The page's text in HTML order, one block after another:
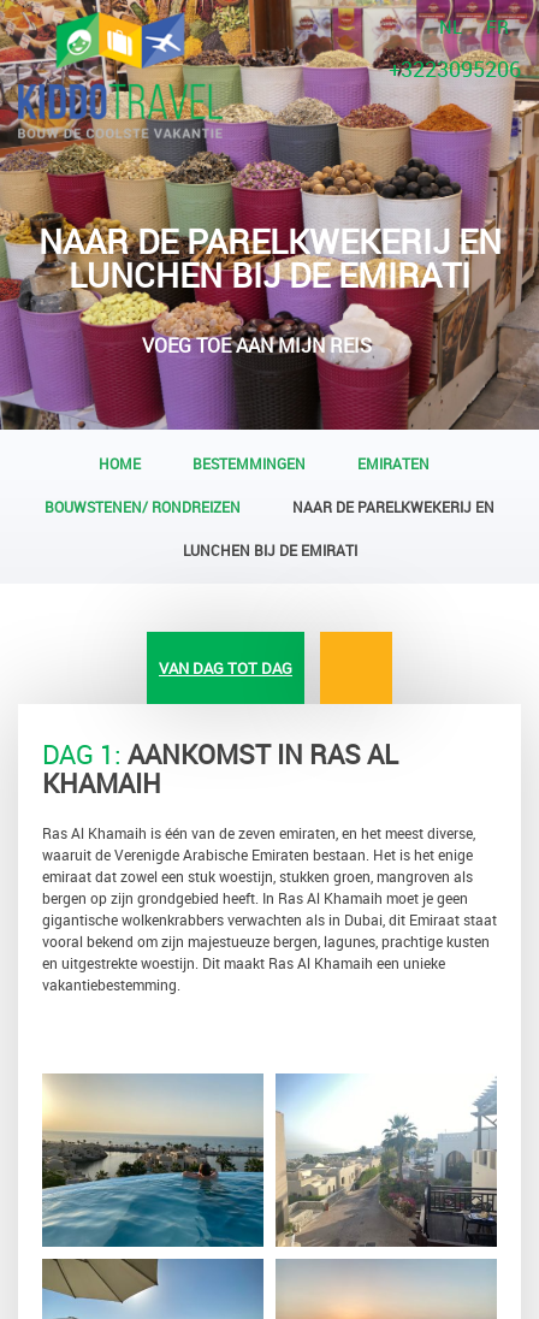
NL FR
+3223095206
NAAR DE PARELKWEKERIJ EN
LUNCHEN BIJ DE EMIRATI
VOEG TOE AAN MIJN REIS
HOME BESTEMMINGEN EMIRATEN
BOUWSTENEN/ RONDREIZEN NAAR DE PARELKWEKERIJ EN
LUNCHEN BIJ DE EMIRATI
VAN DAG TOT DAG
DAG 1: AANKOMST IN RAS AL
KHAMAIH
Ras Al Khamaih is één van de zeven emiraten, en het meest diverse,
waaruit de Verenigde Arabische Emiraten bestaan. Het is het enige
emiraat dat zowel een stuk woestijn, stukken groen, mangroven als
bergen op zijn grondgebied heeft. In Ras Al Khamaih moet je geen
gigantische wolkenkrabbers verwachten als in Dubai, dit Emiraat staat
vooral bekend om zijn majestueuze bergen, lagunes, prachtige kusten
en uitgestrekte woestijn. Dit maakt Ras Al Khamaih een unieke
vakantiebestemming.